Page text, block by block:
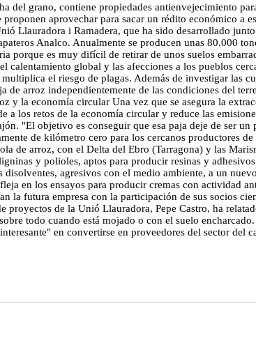
del grano, contiene propiedades antienvejecimiento
aprovechar para sacar un rédito económico
Llauradora i Ramadera, que ha sido desarrollado
Analco. Anualmente se producen unas 80.000
porque es muy difícil de retirar de unos suelos
calentamiento global y las afecciones a los pueblos
el riesgo de plagas. Además de investigar las
de arroz independientemente de las condiciones del
y la economía circular Una vez que se asegura la
a los retos de la economía circular y reduce las
"El objetivo es conseguir que esa paja deje de ser
de kilómetro cero para los cercanos productores
de arroz, con el Delta del Ebro (Tarragona) y las
y polioles, aptos para producir resinas y
agresivos con el medio ambiente, a un
en los ensayos para producir cremas con actividad
la futura empresa con la participación de sus socios
de la Unió Llauradora, Pepe Castro, ha
todo cuando está mojado o con el suelo
en convertirse en proveedores del sector del